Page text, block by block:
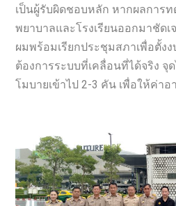
เป็นผู้รับผิดชอบหลัก หากผลการ
พยาบาลและโรงเรียนออกมาชัดเ
ผมพร้อมเรียกประชุมสภาเพื่อตั้ง
ต้องการระบบที่เคลื่อนที่ได้จริง จุ
โมบายเข้าไป 2-3 คัน เพื่อให้ค่าอ